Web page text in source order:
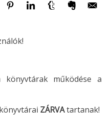
működése a
ZÁRVAtartanak!